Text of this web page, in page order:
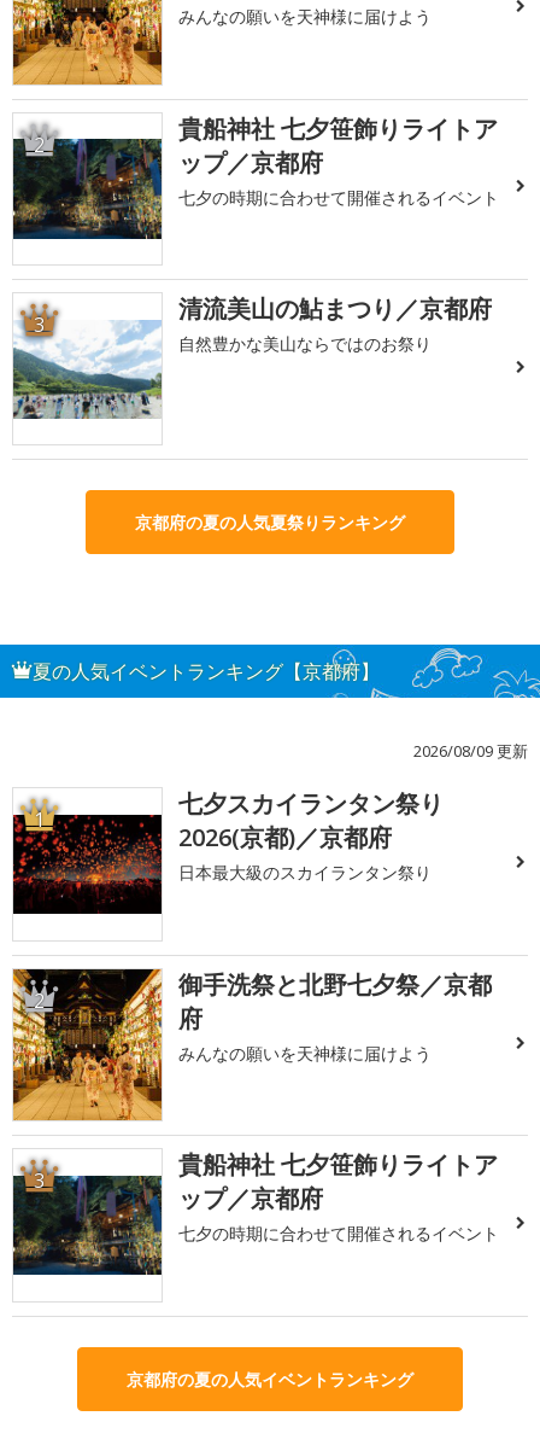
みんなの願いを天神様に届けよう
2
貴船神社 七夕笹飾りライトア
ップ／京都府
七夕の時期に合わせて開催されるイベント
3 清流美山の鮎まつり／京都府
自然豊かな美山ならではのお祭り
京都府の夏の人気夏祭りランキング
夏の人気イベントランキング【京都府】
2026/08/09 更新
1
七夕スカイランタン祭り
2026(京都)／京都府
日本最大級のスカイランタン祭り
2
御手洗祭と北野七夕祭／京都
府
みんなの願いを天神様に届けよう
3
貴船神社 七夕笹飾りライトア
ップ／京都府
七夕の時期に合わせて開催されるイベント
京都府の夏の人気イベントランキング